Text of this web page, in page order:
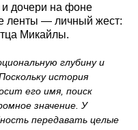
и дочери на фоне
ленты — личный жест:
Микайлы.
глубину и
история
его имя, поиск
значение. У
передавать целые